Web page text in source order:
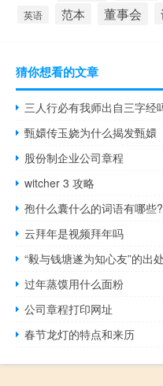
英语 范本 董事会
猜你想看的文章
三人行必有我师出自三字经
甄嬛传玉娆为什么揭发甄嬛
股份制企业公司章程
witcher 3 攻略
孢什么囊什么的词语有哪些?
云拜年是视频拜年吗
“毅与钱塘遂为知心友”的出
过年蒸馍用什么面粉
公司章程打印网址
春节龙灯的特点和来历